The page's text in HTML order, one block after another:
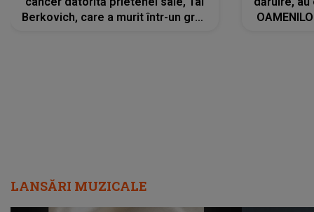
Berkovich, care a murit într-un grav
LANSĂRI MUZICALE